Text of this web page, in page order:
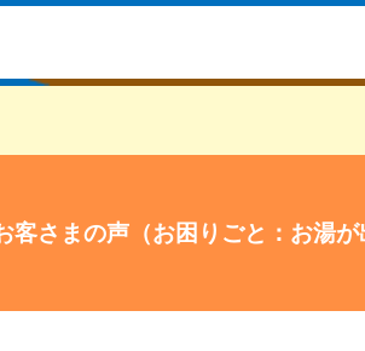
さまの声（お困りごと：お湯が